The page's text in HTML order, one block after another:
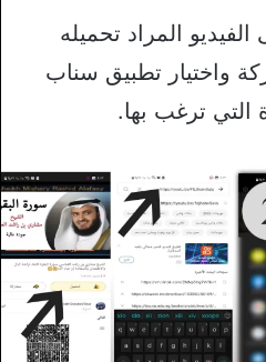
المراد تحميله
واختيار تطبيق سناب
التي ترغب بها.